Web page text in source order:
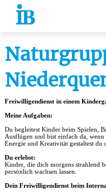
Springe zum Inhalt
Freiwilligendienst in einem
Meine Aufgaben:
Du begleitest Kinder beim Spielen,
Ausflügen und bist einfach da,
Energie und Kreativität gestaltest
Du erlebst:
Kinder, die dich morgens strahlend
persönlich wachsen lassen.
Dein Freiwilligendienst beim